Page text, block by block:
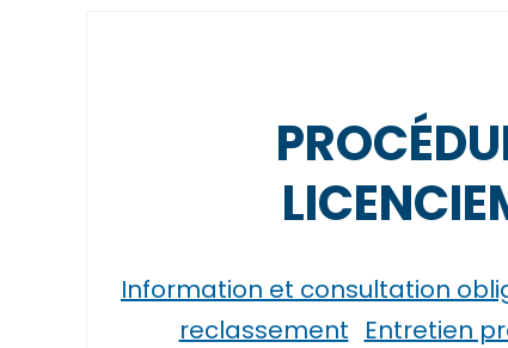
Information et consultation
reclassement Entretien